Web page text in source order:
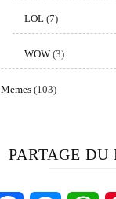
LOL(7)
WOW(3)
Memes(103)
PARTAGE